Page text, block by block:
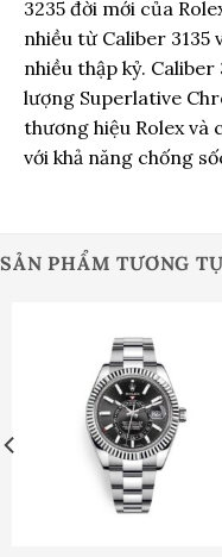
3235 đời mới của
nhiều từ Caliber
nhiều thập kỷ.
lượng Superlative
thương hiệu Rolex và
với khả năng chống
SẢN PHẨM TƯƠNG